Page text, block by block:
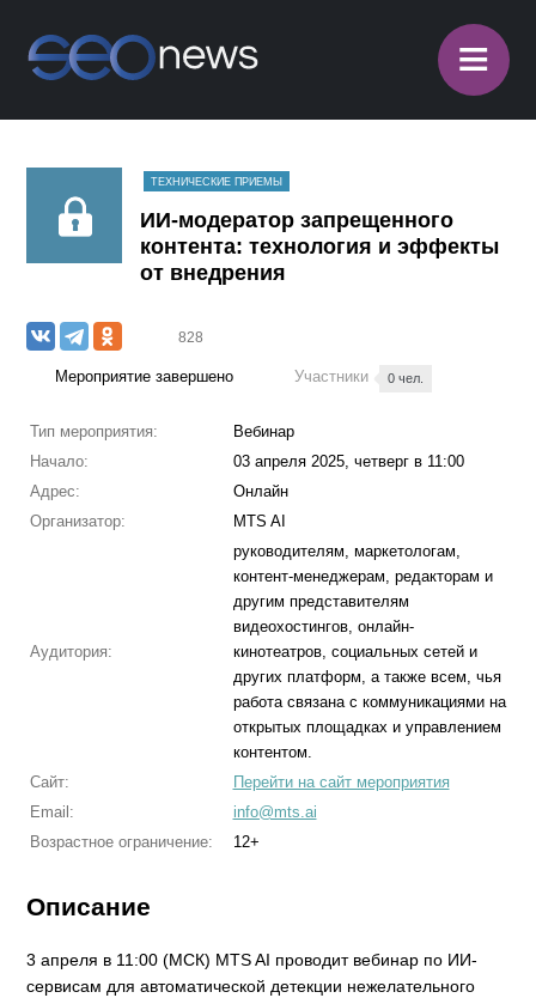
≡
ТЕХНИЧЕСКИЕ ПРИЕМЫ
ИИ-модератор запрещенного
контента: технология и эффекты
от внедрения
828
Мероприятие завершено Участники 0 чел.
Тип мероприятия:
Вебинар
Начало:
03 апреля 2025, четверг в 11:00
Адрес:
Онлайн
Организатор:
MTS AI
Аудитория:
руководителям, маркетологам,
контент-менеджерам, редакторам и
другим представителям
видеохостингов, онлайн-
кинотеатров, социальных сетей и
других платформ, а также всем, чья
работа связана с коммуникациями на
открытых площадках и управлением
контентом.
Сайт:
Перейти на сайт мероприятия
Email:
info@mts.ai
Возрастное ограничение:
12+
Описание
3 апреля в 11:00 (МСК) MTS AI проводит вебинар по ИИ-
сервисам для автоматической детекции нежелательного